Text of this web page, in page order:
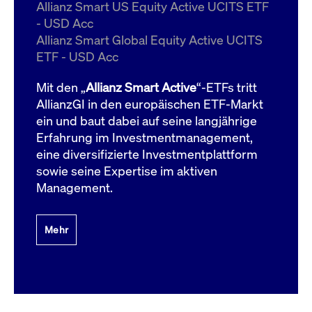
Allianz Smart US Equity Active UCITS ETF
- USD Acc
Allianz Smart Global Equity Active UCITS
ETF - USD Acc
Mit den „Allianz Smart Active“-ETFs tritt
AllianzGI in den europäischen ETF-Markt
ein und baut dabei auf seine langjährige
Erfahrung im Investmentmanagement,
eine diversifizierte Investmentplattform
sowie seine Expertise im aktiven
Management.
Mehr
ApplicationGatewayAffinityCORS
boerse.com
Domain
bis